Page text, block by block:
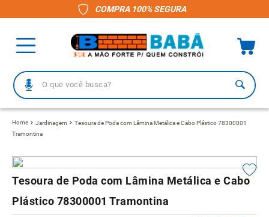
COMPRA 100% SEGURA
O que você busca?
Jardinagem
Tesoura de Poda com Lâmina Metálica e Cabo Plástico 78300001
Tramontina
Tesoura de Poda com Lâmina Metálica e Cabo
Plástico 78300001 Tramontina
1º
2º porcelanato
3º telha
4 º vaso sanitário